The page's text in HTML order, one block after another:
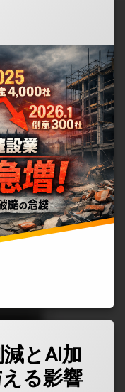
とAI加
る影響